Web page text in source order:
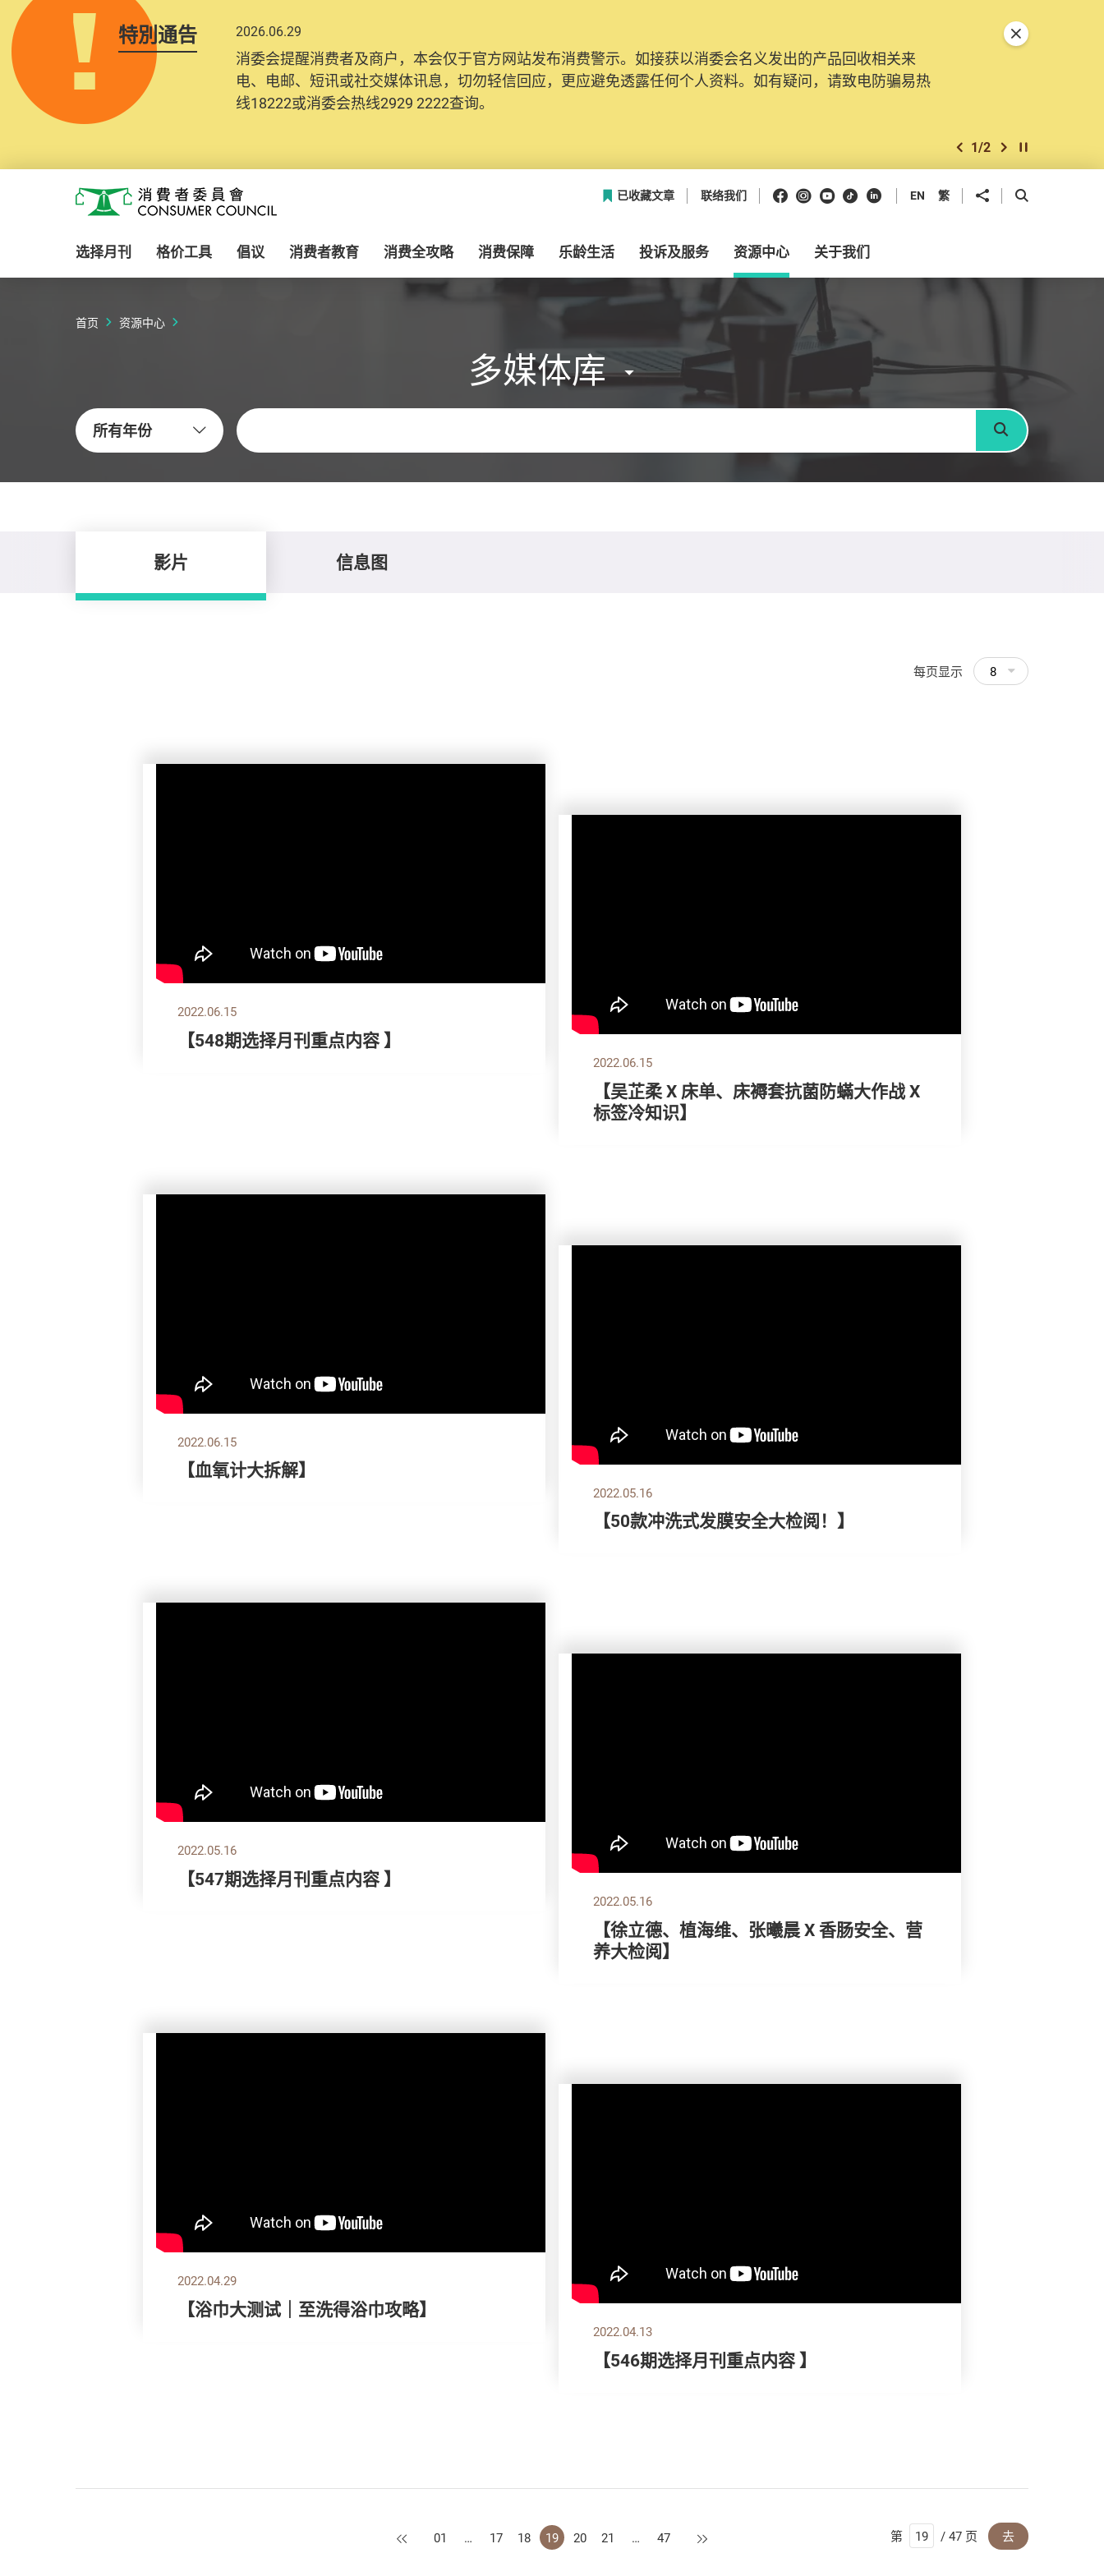
特別通告 2026.06.29
消委会提醒消费者及商户，本会仅于官方网站发布消费警示。如接获以消委会名义发出的产品回收相关来
电、电邮、短讯或社交媒体讯息，切勿轻信回应，更应避免透露任何个人资料。如有疑问，请致电防骗易热
线18222或消委会热线2929 2222查询。
2025.10.31
为提升使用者体验及网络安全，本会的投诉处理系统已经进行升级及推出新功能。由2025年11月10日起，
消费者需要提供基本联络资料（包括姓名、电邮及电话）注册帐户，才可提交投诉、查询及建议。所有提交
纪录将清晰整合于帐户中，方便日后作出跟进。
上一个
2/2 下一个开始/暂停幻灯
关闭特別通告
消费者委员会
已收藏文章 联络我们 Facebook
Instagram
Youtube
抖音领英 EN 繁 分享到 开启搜寻框
选择月刊 格价工具 倡议 消费者教育 消费全攻略 消费保障 乐龄生活 投诉及服务 资源中心 关于我们
首页 资源中心
多媒体库
所有年份
关键字
搜寻
影片 信息图
每页显示 8
2022.06.15
【548期选择月刊重点内容 】
2022.06.15
【吴芷柔 X 床单、床褥套抗菌防蟎大作战 X
标签冷知识】
2022.06.15
【血氧计大拆解】
2022.05.16
【50款冲洗式发膜安全大检阅！】
2022.05.16
【547期选择月刊重点内容 】
2022.05.16
【徐立德、植海维、张曦晨 X 香肠安全、营
养大检阅】
2022.04.29
【浴巾大测试｜至洗得浴巾攻略】
2022.04.13
【546期选择月刊重点内容 】
上一页
01 … 17 18 19 20 21 … 47 下一页 第 / 47 页 去